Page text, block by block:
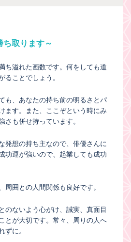
ち取ります～
ち溢れた画数です。何をしても道
ることでしょう。
も、あなたの持ち前の明るさとパ
ます。また、ここぞという時にみ
さも併せ持っています。
発想の持ち主なので、俳優さんに
功運が強いので、起業しても成功
周囲との人間関係も良好です。
のないよう心がけ、誠実、真面目
とが大切です。常々、周りの人へ
ずに。